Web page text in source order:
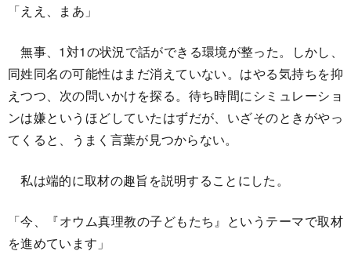
「ええ、まあ」
無事、1対1の状況で話ができる環境が整った。しかし、
同姓同名の可能性はまだ消えていない。はやる気持ちを抑
えつつ、次の問いかけを探る。待ち時間にシミュレーショ
ンは嫌というほどしていたはずだが、いざそのときがやっ
てくると、うまく言葉が見つからない。
私は端的に取材の趣旨を説明することにした。
「今、『オウム真理教の子どもたち』というテーマで取材
を進めています」